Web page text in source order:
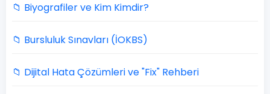
📁 Biyografiler ve Kim Kimdir?
📁 Bursluluk Sınavları (İOKBS)
📁 Dijital Hata Çözümleri ve "Fix" Rehberi